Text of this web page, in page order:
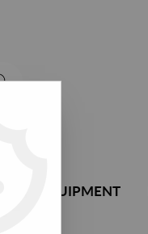
DJ EQUIPMENT